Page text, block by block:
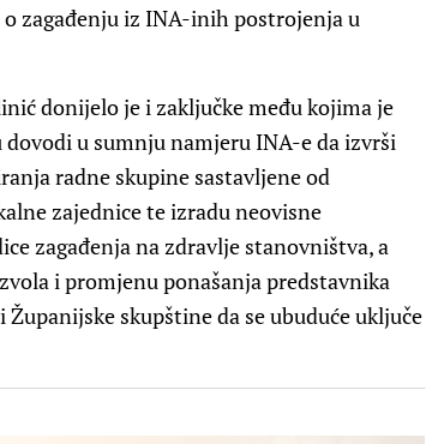
zagađenju iz INA-inih postrojenja u
donijelo je i zaključke među kojima je
u sumnju namjeru INA-e da izvrši
radne skupine sastavljene od
zajednice te izradu neovisne
zagađenja na zdravlje stanovništva, a
i promjenu ponašanja predstavnika
skupštine da se ubuduće uključe